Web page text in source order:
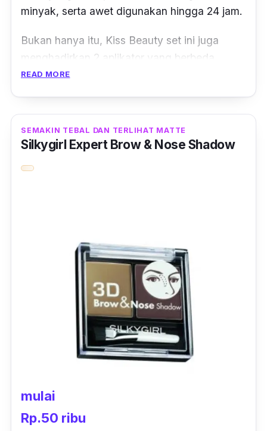
minyak, serta awet digunakan hingga 24 jam.
Bukan hanya itu, Kiss Beauty set ini juga
menghadirkan 2 aplikator yang berbeda
sesuai produknya.
READ MORE
SEMAKIN TEBAL DAN TERLIHAT MATTE
Silkygirl Expert Brow & Nose Shadow
mulai
Rp.50 ribu